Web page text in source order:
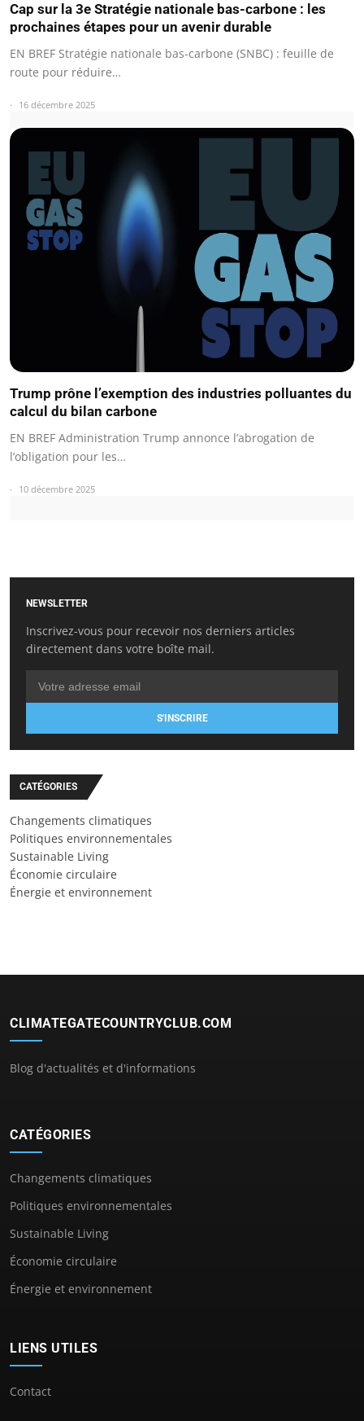
Cap sur la 3e Stratégie nationale bas-carbone : les
prochaines étapes pour un avenir durable
EN BREF Stratégie nationale bas-carbone (SNBC) : feuille de
route pour réduire…
16 décembre 2025
Trump prône l’exemption des industries polluantes du
calcul du bilan carbone
EN BREF Administration Trump annonce l’abrogation de
l’obligation pour les…
10 décembre 2025
NEWSLETTER
Inscrivez-vous pour recevoir nos derniers articles
directement dans votre boîte mail.
S'INSCRIRE
CATÉGORIES
Changements climatiques
Politiques environnementales
Sustainable Living
Économie circulaire
Énergie et environnement
CLIMATEGATECOUNTRYCLUB.COM
Blog d'actualités et d'informations
CATÉGORIES
Changements climatiques
Politiques environnementales
Sustainable Living
Économie circulaire
Énergie et environnement
LIENS UTILES
Contact